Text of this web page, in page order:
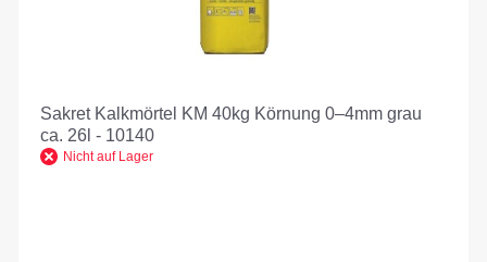
Sakret Kalkmörtel KM 40kg Körnung 0–4mm grau
ca. 26l - 10140
Nicht auf Lager